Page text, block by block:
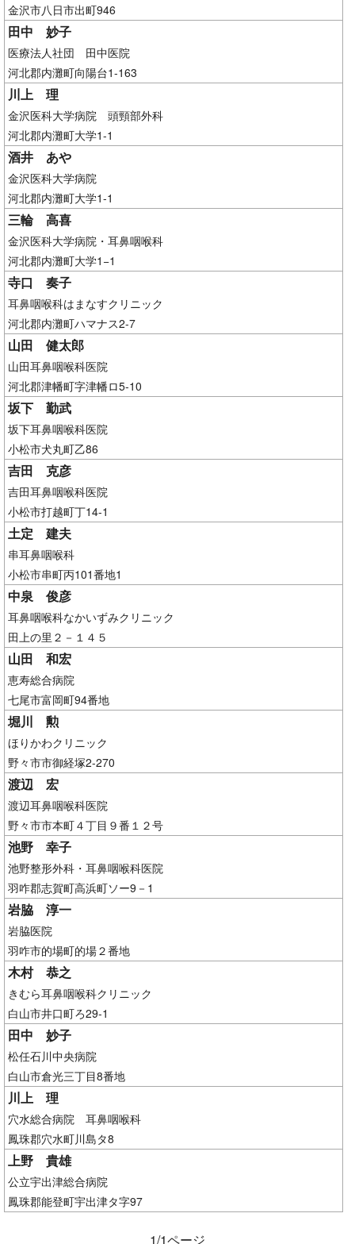
金沢市八日市出町946
田中 妙子
医療法人社団 田中医院
河北郡内灘町向陽台1-163
川上 理
金沢医科大学病院 頭頸部外科
河北郡内灘町大学1-1
酒井 あや
金沢医科大学病院
河北郡内灘町大学1-1
三輪 高喜
金沢医科大学病院・耳鼻咽喉科
河北郡内灘町大学1−1
寺口 奏子
耳鼻咽喉科はまなすクリニック
河北郡内灘町ハマナス2-7
山田 健太郎
山田耳鼻咽喉科医院
河北郡津幡町字津幡ロ5-10
坂下 勤武
坂下耳鼻咽喉科医院
小松市犬丸町乙86
吉田 克彦
吉田耳鼻咽喉科医院
小松市打越町丁14-1
土定 建夫
串耳鼻咽喉科
小松市串町丙101番地1
中泉 俊彦
耳鼻咽喉科なかいずみクリニック
田上の里２－１４５
山田 和宏
恵寿総合病院
七尾市富岡町94番地
堀川 勲
ほりかわクリニック
野々市市御経塚2-270
渡辺 宏
渡辺耳鼻咽喉科医院
野々市市本町４丁目９番１２号
池野 幸子
池野整形外科・耳鼻咽喉科医院
羽咋郡志賀町高浜町ソー9－1
岩脇 淳一
岩脇医院
羽咋市的場町的場２番地
木村 恭之
きむら耳鼻咽喉科クリニック
白山市井口町ろ29-1
田中 妙子
松任石川中央病院
白山市倉光三丁目8番地
川上 理
穴水総合病院 耳鼻咽喉科
鳳珠郡穴水町川島タ8
上野 貴雄
公立宇出津総合病院
鳳珠郡能登町宇出津タ字97
1/1ページ